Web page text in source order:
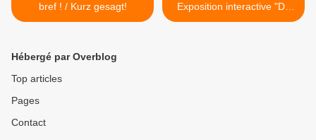
bref ! / Kurz gesagt!
Exposition interactive "Du
Traité de l'Elysée au Traité
Hébergé par Overblog
Top articles
Pages
Contact